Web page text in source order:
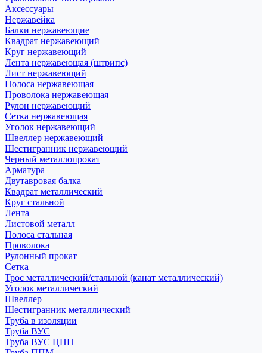
Аксессуары
Нержавейка
Балки нержавеющие
Квадрат нержавеющий
Круг нержавеющий
Лента нержавеющая (штрипс)
Лист нержавеющий
Полоса нержавеющая
Проволока нержавеющая
Рулон нержавеющий
Сетка нержавеющая
Уголок нержавеющий
Швеллер нержавеющий
Шестигранник нержавеющий
Черный металлопрокат
Арматура
Двутавровая балка
Квадрат металлический
Круг стальной
Лента
Листовой металл
Полоса стальная
Проволока
Рулонный прокат
Сетка
Трос металлический/стальной (канат металлический)
Уголок металлический
Швеллер
Шестигранник металлический
Труба в изоляции
Труба ВУС
Труба ВУС ЦПП